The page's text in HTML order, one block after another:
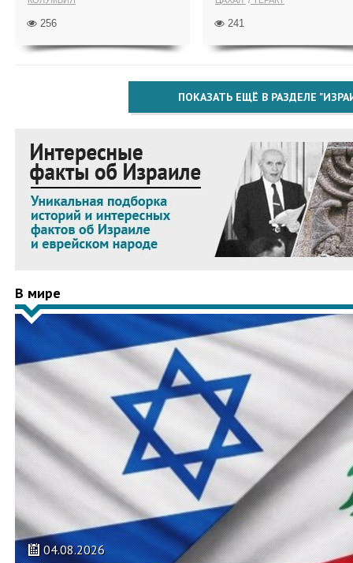
256 241
ПОКАЗАТЬ ЕЩЁ В РАЗДЕЛЕ
В мире
04.08.2026